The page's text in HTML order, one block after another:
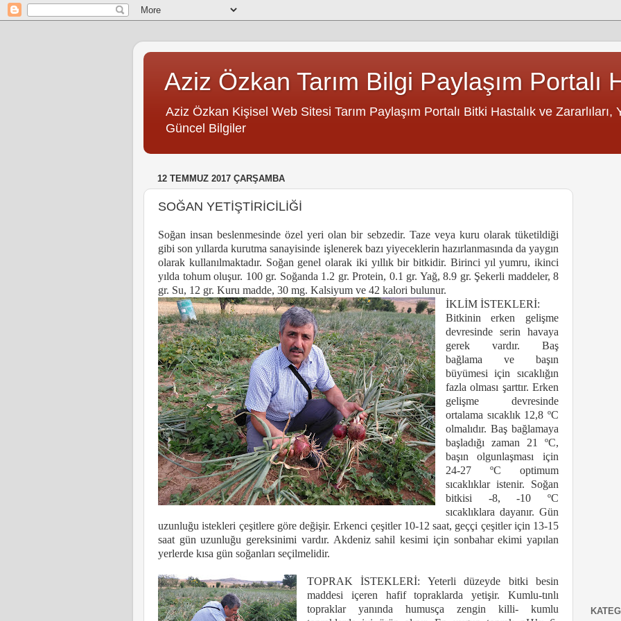
Aziz Özkan Tarım Bilgi Paylaşım Portalı
Aziz Özkan Kişisel Web Sitesi Tarım Paylaşım Portalı Bitki Hastalık ve Zararlıları,
Güncel Bilgiler
12 TEMMUZ 2017 ÇARŞAMBA
SOĞAN YETİŞTİRİCİLİĞİ
Soğan insan beslenmesinde özel yeri olan bir sebzedir. Taze veya kuru olarak tüketildiği
gibi son yıllarda kurutma sanayisinde işlenerek bazı yiyeceklerin hazırlanmasında da yaygın
olarak kullanılmaktadır. Soğan genel olarak iki yıllık bir bitkidir. Birinci yıl yumru, ikinci
yılda tohum oluşur. 100 gr. Soğanda 1.2 gr. Protein, 0.1 gr. Yağ, 8.9 gr. Şekerli maddeler, 8
gr. Su, 12 gr. Kuru madde, 30 mg. Kalsiyum ve 42 kalori bulunur.
İKLİM İSTEKLERİ:
Bitkinin erken gelişme
devresinde serin havaya
gerek vardır. Baş
bağlama ve başın
büyümesi için sıcaklığın
fazla olması şarttır. Erken
gelişme devresinde
ortalama sıcaklık 12,8 ºC
olmalıdır. Baş bağlamaya
başladığı zaman 21 ºC,
başın olgunlaşması için
24-27 ºC optimum
sıcaklıklar istenir. Soğan
bitkisi -8, -10 ºC
sıcaklıklara dayanır. Gün
uzunluğu istekleri çeşitlere göre değişir. Erkenci çeşitler 10-12 saat, geççi çeşitler için 13-15
saat gün uzunluğu gereksinimi vardır. Akdeniz sahil kesimi için sonbahar ekimi yapılan
yerlerde kısa gün soğanları seçilmelidir.
TOPRAK İSTEKLERİ: Yeterli düzeyde bitki besin
maddesi içeren hafif topraklarda yetişir. Kumlu-tınlı
topraklar yanında humusça zengin killi- kumlu